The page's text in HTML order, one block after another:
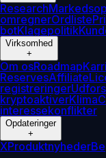
Research
omregnerOrdliste
botKlagepolitik
Virksomhed
+
Om osRoadmap
ReservesAffiliate
registreringer
kryptoaktiverKlima
interessekonflikter
Opdateringer
+
XProduktnyheder